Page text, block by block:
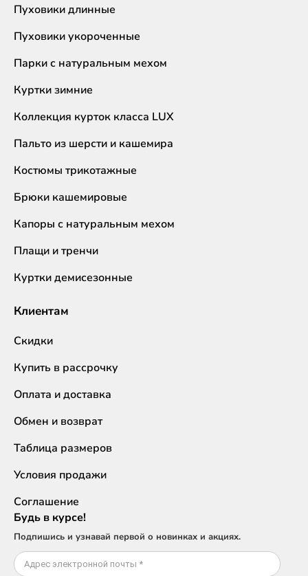
Пуховики длинные
Пуховики укороченные
Парки с натуральным мехом
Куртки зимние
Коллекция курток класса LUX
Пальто из шерсти и кашемира
Костюмы трикотажные
Брюки кашемировые
Капоры с натуральным мехом
Плащи и тренчи
Куртки демисезонные
Клиентам
Скидки
Купить в рассрочку
Оплата и доставка
Обмен и возврат
Таблица размеров
Условия продажи
Соглашение
Будь в курсе!
Подпишись и узнавай первой о новинках и акциях.